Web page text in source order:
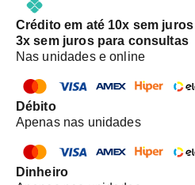
Crédito em até 10x sem
3x sem juros para consultas
Nas unidades e online
Débito
Apenas nas unidades
Dinheiro